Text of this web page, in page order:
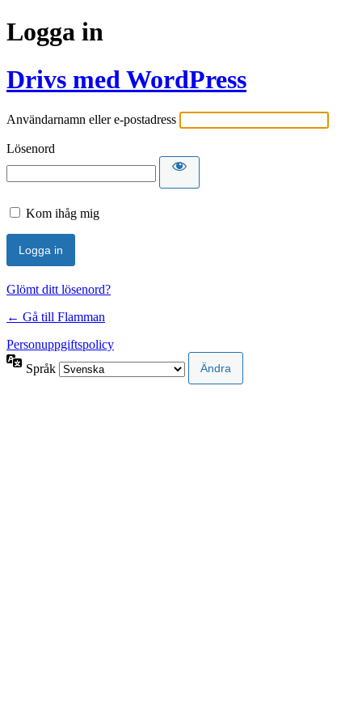
Logga in
Drivs med WordPress
Användarnamn eller e-postadress
Lösenord
Kom ihåg mig
Glömt ditt lösenord?
← Gå till Flamman
Personuppgiftspolicy
Språk